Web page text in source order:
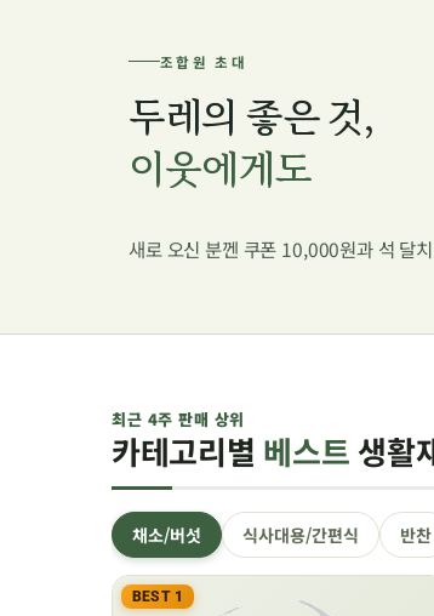
조합원 초대
두레의 좋은 것,
이웃에게도
새로 오신 분껜 쿠폰 10,000원과 석 달
최근 4주 판매 상위
카테고리별 베스트 생활
채소/버섯 식사대용/간편식 반찬
BEST 1